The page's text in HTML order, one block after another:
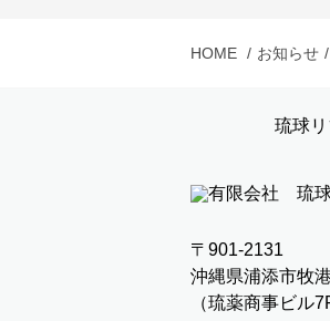
HOME お知らせ
琉球
〒901-2131
沖縄県浦添市牧
（琉薬商事ビル